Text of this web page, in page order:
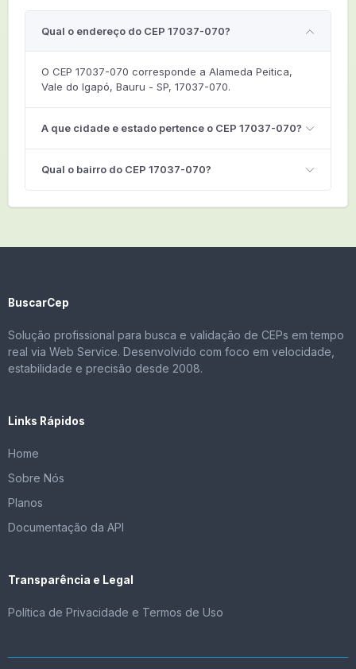
Qual o endereço do CEP 17037-070?
O CEP 17037-070 corresponde a Alameda Peitica,
Vale do Igapó, Bauru - SP, 17037-070.
A que cidade e estado pertence o CEP 17037-070?
Qual o bairro do CEP 17037-070?
BuscarCep
Solução profissional para busca e validação de CEPs em tempo
real via Web Service. Desenvolvido com foco em velocidade,
estabilidade e precisão desde 2008.
Links Rápidos
Home
Sobre Nós
Planos
Documentação da API
Transparência e Legal
Política de Privacidade e Termos de Uso